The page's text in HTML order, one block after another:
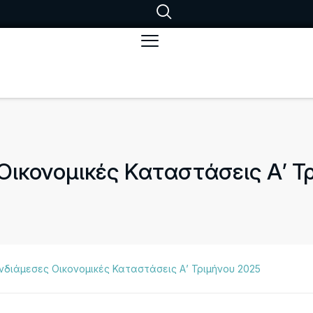
Καταστάσεις Α’
Οικονομικές Καταστάσεις Α’ Τριμήνου 2025